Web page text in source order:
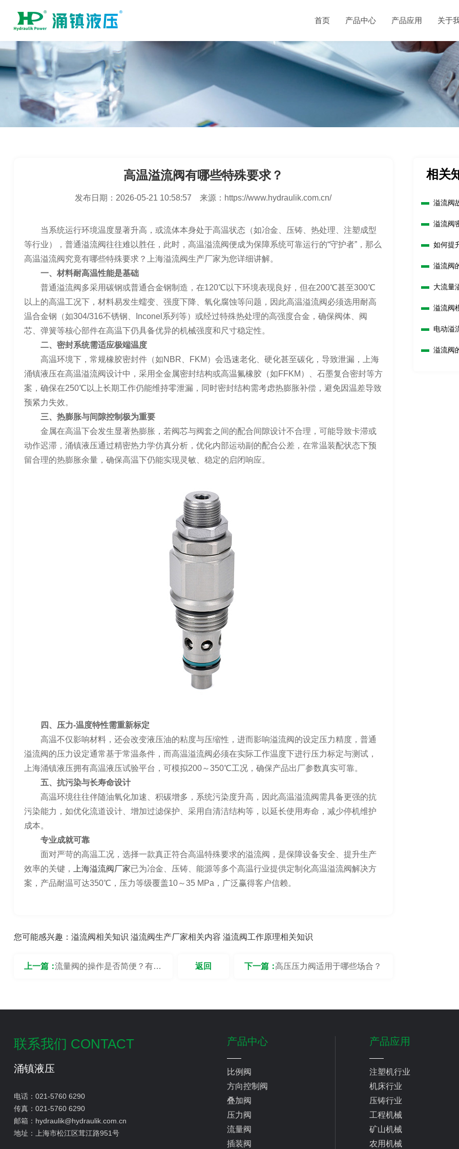
首页 产品中心 产品应用 关于
高温溢流阀有哪些特殊要求？
发布日期： 2026-05-21 10:58:57 来源： https://www.hydraulik.com.cn/
当系统运行环境温度显著升高，或流体本身处于高温状态（如冶金、压铸、热处理、注塑成型
等行业），普通溢流阀往往难以胜任，此时，高温溢流阀便成为保障系统可靠运行的“守护者”，那么
高温溢流阀究竟有哪些特殊要求？上海溢流阀生产厂家为您详细讲解。
一、材料耐高温性能是基础
普通溢流阀多采用碳钢或普通合金钢制造，在120℃以下环境表现良好，但在200℃甚至300℃
以上的高温工况下，材料易发生蠕变、强度下降、氧化腐蚀等问题，因此高温溢流阀必须选用耐高
温合金钢（如304/316不锈钢、Inconel系列等）或经过特殊热处理的高强度合金，确保阀体、阀
芯、弹簧等核心部件在高温下仍具备优异的机械强度和尺寸稳定性。
二、密封系统需适应极端温度
高温环境下，常规橡胶密封件（如NBR、FKM）会迅速老化、硬化甚至碳化，导致泄漏，上海
涌镇液压在高温溢流阀设计中，采用全金属密封结构或高温氟橡胶（如FFKM）、石墨复合密封等方
案，确保在250℃以上长期工作仍能维持零泄漏，同时密封结构需考虑热膨胀补偿，避免因温差导致
预紧力失效。
三、热膨胀与间隙控制极为重要
金属在高温下会发生显著热膨胀，若阀芯与阀套之间的配合间隙设计不合理，可能导致卡滞或
动作迟滞，涌镇液压通过精密热力学仿真分析，优化内部运动副的配合公差，在常温装配状态下预
留合理的热膨胀余量，确保高温下仍能实现灵敏、稳定的启闭响应。
四、压力-温度特性需重新标定
高温不仅影响材料，还会改变液压油的粘度与压缩性，进而影响溢流阀的设定压力精度，普通
溢流阀的压力设定通常基于常温条件，而高温溢流阀必须在实际工作温度下进行压力标定与测试，
上海涌镇液压拥有高温液压试验平台，可模拟200～350℃工况，确保产品出厂参数真实可靠。
五、抗污染与长寿命设计
高温环境往往伴随油氧化加速、积碳增多，系统污染度升高，因此高温溢流阀需具备更强的抗
污染能力，如优化流道设计、增加过滤保护、采用自清洁结构等，以延长使用寿命，减少停机维护
成本。
专业成就可靠
面对严苛的高温工况，选择一款真正符合高温特殊要求的溢流阀，是保障设备安全、提升生产
效率的关键，
上海溢流阀厂家已为冶金、压铸、能源等多个高温行业提供定制化高温溢流阀解决方
案，产品耐温可达350℃，压力等级覆盖10～35 MPa，广泛赢得客户信赖。
您可能感兴趣： 溢流阀相关知识 溢流阀生产厂家相关内容 溢流阀工作原理相关知识
上一篇：流量阀的操作是否简便？有哪 下一篇：高压压力阀适用于哪些场合？
返回
相关
溢流阀
溢流阀
如何提
溢流阀
大流量
溢流阀
电动溢
溢流阀
联系我们 CONTACT
涌镇液压
电话： 021-5760 6290
传真： 021-5760 6290
邮箱： hydraulik@hydraulik.com.cn
地址：
上海市松江区茸江路951号
产品中心
比例阀
方向控制阀
叠加阀
压力阀
流量阀
插装阀
产品应用
注塑机行业
机床行业
压铸行业
工程机械
矿山机械
农用机械